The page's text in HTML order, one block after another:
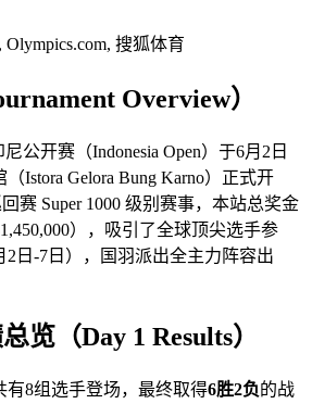
Olympics.com, 搜狐体育
Overview）
公开赛（Indonesia Open）于6月2日
Istora Gelora Bung Karno）正式开
赛 Super 1000 级别赛事，本站总奖金
），吸引了全球顶尖选手参
2日-7日），国羽派出全主力阵容出
览（Day 1 Results）
有8组选手登场，最终取得6胜2负的战